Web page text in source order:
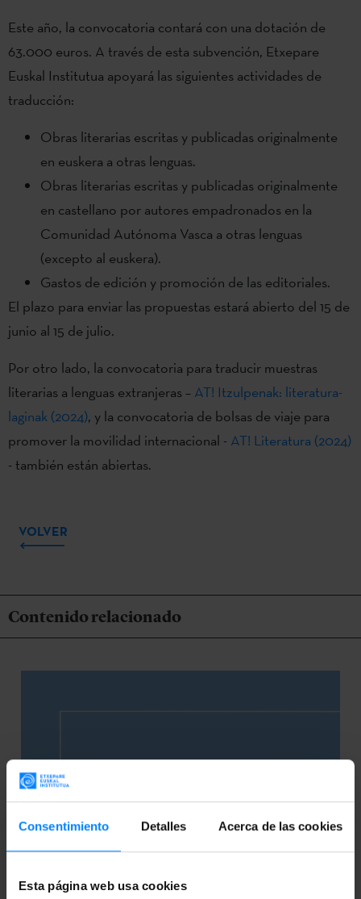
Consentimiento Detalles Acerca de las cookies
Esta página web usa cookies
Este año, la convocatoria contará con una dotación de
63.000 euros. A través de esta subvención, Etxepare
Euskal Institutua apoyará las siguientes actividades de
traducción:
Obras literarias escritas y publicadas originalmente
en euskera a otras lenguas.
Obras literarias escritas y publicadas originalmente
en castellano por autores empadronados en la
Comunidad Autónoma Vasca a otras lenguas
(excepto al euskera).
Gastos de edición y promoción de las editoriales.
El plazo para enviar las propuestas estará abierto del 15 de
junio al 15 de julio.
Por otro lado, la convocatoria para traducir muestras
literarias a lenguas extranjeras – AT! Itzulpenak: literatura-
laginak (2024), y la convocatoria de bolsas de viaje para
promover la movilidad internacional - AT! Literatura (2024)
- también están abiertas.
VOLVER
Contenido relacionado